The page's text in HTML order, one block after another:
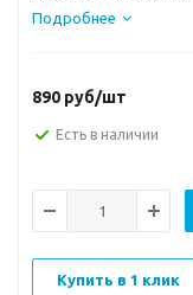
Подробнее
890 руб/шт
Есть в наличии
Купить в 1 клик